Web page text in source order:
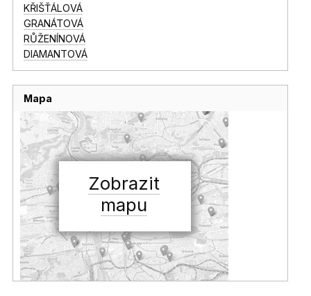
KŘIŠŤÁLOVÁ
GRANÁTOVÁ
RŮŽENÍNOVÁ
DIAMANTOVÁ
Mapa
Zobrazit
mapu